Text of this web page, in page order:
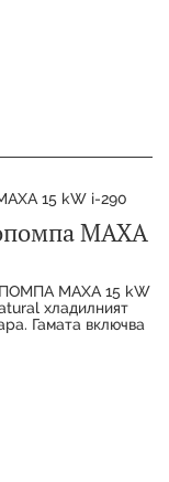
MAXA
MAXA 15 kW
хладилният
Гамата включва